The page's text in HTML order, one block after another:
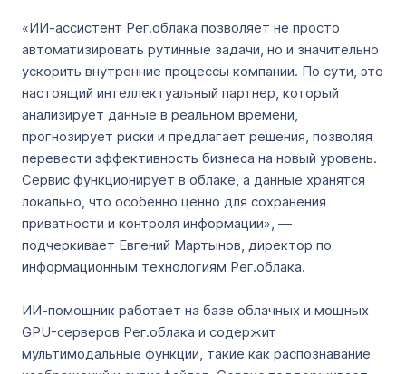
«ИИ-ассистент Рег.облака позволяет не просто
автоматизировать рутинные задачи, но и значительно
ускорить внутренние процессы компании. По сути, это
настоящий интеллектуальный партнер, который
анализирует данные в реальном времени,
прогнозирует риски и предлагает решения, позволяя
перевести эффективность бизнеса на новый уровень.
Сервис функционирует в облаке, а данные хранятся
локально, что особенно ценно для сохранения
приватности и контроля информации», —
подчеркивает Евгений Мартынов, директор по
информационным технологиям Рег.облака.
ИИ-помощник работает на базе облачных и мощных
GPU-серверов Рег.облака и содержит
мультимодальные функции, такие как распознавание